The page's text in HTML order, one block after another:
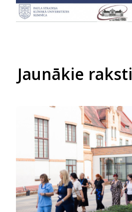
Jaunākie raksti